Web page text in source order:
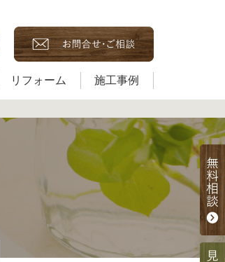
リフォーム 施工事例